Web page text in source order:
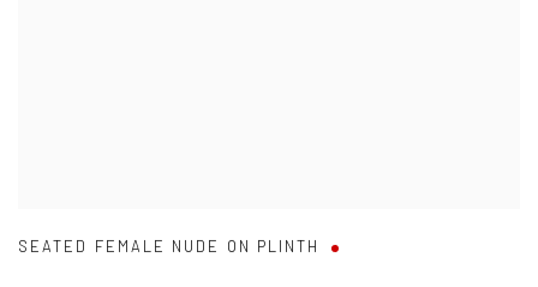
SEATED FEMALE NUDE ON PLINTH